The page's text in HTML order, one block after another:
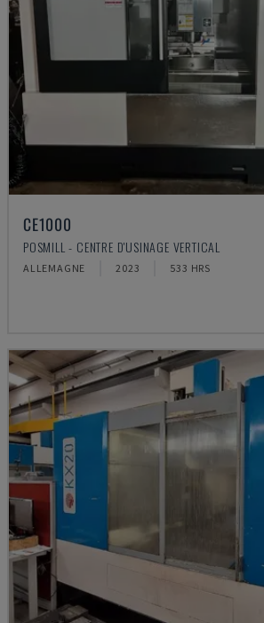
CE1000
POSMILL - CENTRE D'USINAGE VERTICAL
ALLEMAGNE 2023 533 HRS